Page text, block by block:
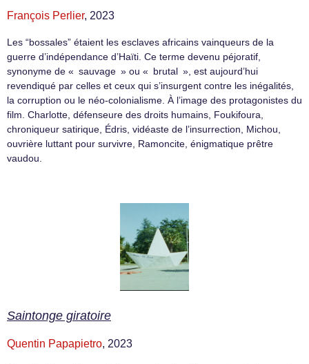
François Perlier, 2023
Les “bossales” étaient les esclaves africains vainqueurs de la
guerre d’indépendance d’Haïti. Ce terme devenu péjoratif,
synonyme de « sauvage » ou « brutal », est aujourd’hui
revendiqué par celles et ceux qui s’insurgent contre les inégalités,
la corruption ou le néo-colonialisme. À l’image des protagonistes du
film. Charlotte, défenseure des droits humains, Foukifoura,
chroniqueur satirique, Édris, vidéaste de l’insurrection, Michou,
ouvrière luttant pour survivre, Ramoncite, énigmatique prêtre
vaudou.
Saintonge giratoire
Quentin Papapietro, 2023